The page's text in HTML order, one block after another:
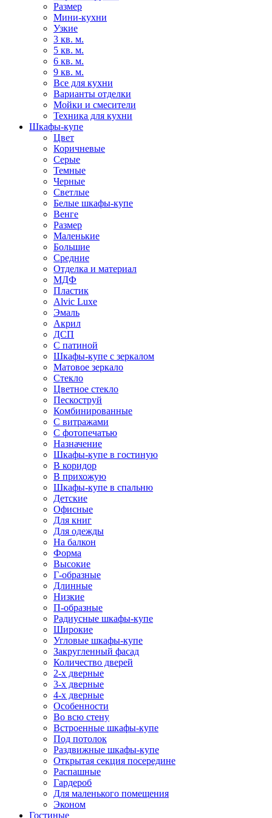
Размер
Мини-кухни
Узкие
3 кв. м.
5 кв. м.
6 кв. м.
9 кв. м.
Все для кухни
Варианты отделки
Мойки и смесители
Техника для кухни
Шкафы-купе
Цвет
Коричневые
Серые
Темные
Черные
Светлые
Белые шкафы-купе
Венге
Размер
Маленькие
Большие
Средние
Отделка и материал
МДФ
Пластик
Alvic Luxe
Эмаль
Акрил
ДСП
С патиной
Шкафы-купе с зеркалом
Матовое зеркало
Стекло
Цветное стекло
Пескоструй
Комбинированные
С витражами
С фотопечатью
Назначение
Шкафы-купе в гостиную
В коридор
В прихожую
Шкафы-купе в спальню
Детские
Офисные
Для книг
Для одежды
На балкон
Форма
Высокие
Г-образные
Длинные
Низкие
П-образные
Радиусные шкафы-купе
Широкие
Угловые шкафы-купе
Закругленный фасад
Количество дверей
2-х дверные
3-х дверные
4-х дверные
Особенности
Во всю стену
Встроенные шкафы-купе
Под потолок
Раздвижные шкафы-купе
Открытая секция посередине
Распашные
Гардероб
Для маленького помещения
Эконом
Гостиные